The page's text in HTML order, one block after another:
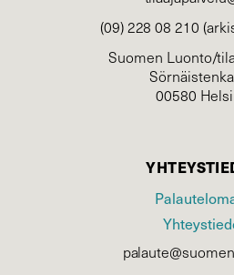
(09) 228 08 210
Suomen Luonto/
00580